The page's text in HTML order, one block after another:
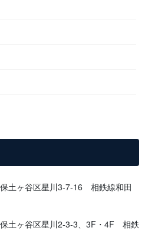
谷区星川3-7-16 相鉄線和田
土ヶ谷区星川2-3-3、3F・4F 相鉄